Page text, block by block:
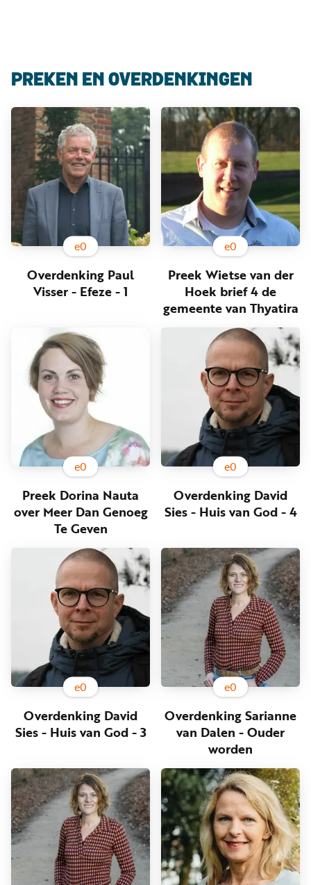
PREKEN EN OVERDENKINGEN
e0
Overdenking Paul
Visser - Efeze - 1
e0
Preek Wietse van der
Hoek brief 4 de
gemeente van Thyatira
e0
Preek Dorina Nauta
over Meer Dan Genoeg
Te Geven
e0
Overdenking David
Sies - Huis van God - 4
e0
Overdenking David
Sies - Huis van God - 3
e0
Overdenking Sarianne
van Dalen - Ouder
worden
Podcasts
Muziek
Artikelen
Kanalen
Steun
onze
missie
vriend
Businessclub
Adverteren
Winkel
reglement
Algemene
voorwaarden